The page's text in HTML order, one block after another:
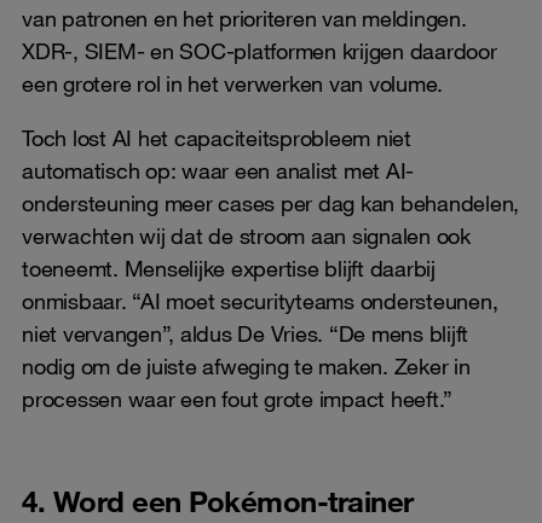
van patronen en het prioriteren van meldingen.
XDR-, SIEM- en SOC-platformen krijgen daardoor
een grotere rol in het verwerken van volume.
Toch lost AI het capaciteitsprobleem niet
automatisch op: waar een analist met AI-
ondersteuning meer cases per dag kan behandelen,
verwachten wij dat de stroom aan signalen ook
toeneemt. Menselijke expertise blijft daarbij
onmisbaar. “AI moet securityteams ondersteunen,
niet vervangen”, aldus De Vries. “De mens blijft
nodig om de juiste afweging te maken. Zeker in
processen waar een fout grote impact heeft.”
4. Word een Pokémon-trainer